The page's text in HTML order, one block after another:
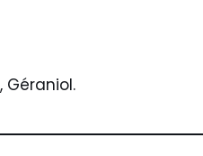
Géraniol.